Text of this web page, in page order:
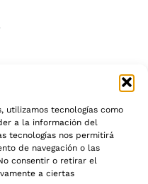
utilizamos tecnologías como
a la información del
tecnologías nos permitirá
de navegación o las
consentir o retirar el
a ciertas